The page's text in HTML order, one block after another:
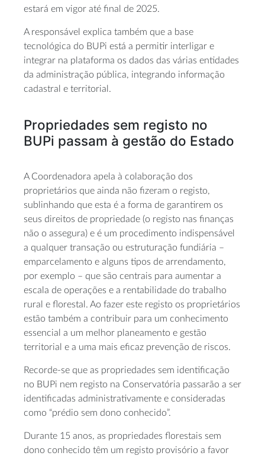
estará em vigor até final de 2025.
A responsável explica também que a base
tecnológica do BUPi está a permitir interligar e
integrar na plataforma os dados das várias entidades
da administração pública, integrando informação
cadastral e territorial.
Propriedades sem registo no
BUPi passam à gestão do Estado
A Coordenadora apela à colaboração dos
proprietários que ainda não fizeram o registo,
sublinhando que esta é a forma de garantirem os
seus direitos de propriedade (o registo nas finanças
não o assegura) e é um procedimento indispensável
a qualquer transação ou estruturação fundiária –
emparcelamento e alguns tipos de arrendamento,
por exemplo – que são centrais para aumentar a
escala de operações e a rentabilidade do trabalho
rural e florestal. Ao fazer este registo os proprietários
estão também a contribuir para um conhecimento
essencial a um melhor planeamento e gestão
territorial e a uma mais eficaz prevenção de riscos.
Recorde-se que as propriedades sem identificação
no BUPi nem registo na Conservatória passarão a ser
identificadas administrativamente e consideradas
como “prédio sem dono conhecido”.
Durante 15 anos, as propriedades florestais sem
dono conhecido têm um registo provisório a favor